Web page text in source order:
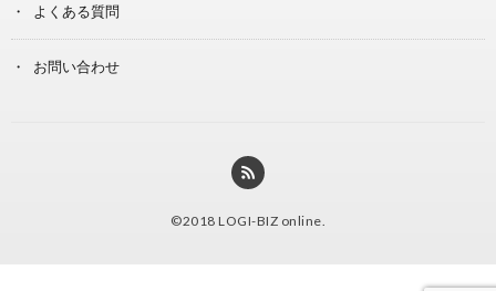
よくある質問
お問い合わせ
©2018 LOGI-BIZ online